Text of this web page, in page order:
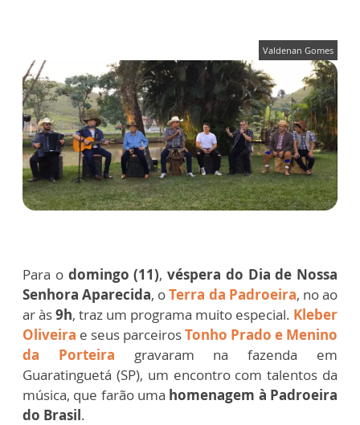
Valdenan Gomes
Para o domingo (11), véspera do Dia de Nossa
Senhora Aparecida, oTerra da Padroeira, no ao
ar às9h, traz um programa muito especial. Kleber
Oliveira e seus parceirosTonho Prado e Menino
da Porteira gravaram na fazenda em
Guaratinguetá (SP), um encontro com talentos da
música, que farão uma homenagem à Padroeira
do Brasil.